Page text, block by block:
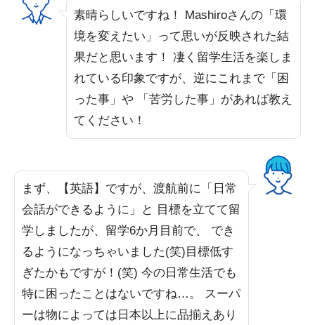
素晴らしいですね！ Mashiroさんの「環
境を変えたい」って思いが反映された結
果だと思います！ 凄く留学生活を楽しま
れている印象ですが、逆にこれまで「困
った事」や 「苦労した事」があれば教え
てください！
まず、【英語】ですが、渡航前に「日常
会話ができるように」と 目標を立てて留
学しましたが、留学6か月目前で、 でき
るようになっちゃいました(笑)目標低す
ぎたかもですが！(笑) 今の日常生活でも
特に困ったことはないですね…。 スーパ
ーは物によっては日本以上に品揃えあり